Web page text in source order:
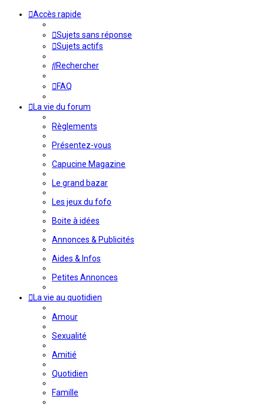
Accès rapide
Sujets sans réponse
Sujets actifs
Rechercher
FAQ
La vie du forum
Règlements
Présentez-vous
Capucine Magazine
Le grand bazar
Les jeux du fofo
Boite à idées
Annonces & Publicités
Aides & Infos
Petites Annonces
La vie au quotidien
Amour
Sexualité
Amitié
Quotidien
Famille